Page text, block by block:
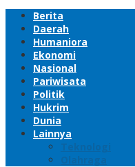
Berita
Daerah
Humaniora
Ekonomi
Nasional
Pariwisata
Politik
Hukrim
Dunia
Lainnya
Teknologi
Olahraga